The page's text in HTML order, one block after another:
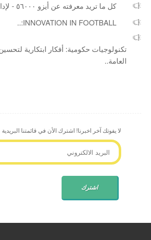
كل ما تريد معرفته عن أيزو ٥٦٠٠٠ - لإدارة الابتكار..
INNOVATION IN FOOTBALL:..
تكنولوجيات حكومية: أفكار ابتكارية
العامة..
لا يفوتك آخر اخبرنا! اشترك الأن في قائمتنا البريدية